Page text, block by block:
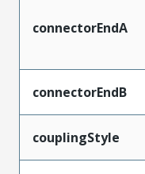
connectorEndA
connectorEndB
couplingStyle